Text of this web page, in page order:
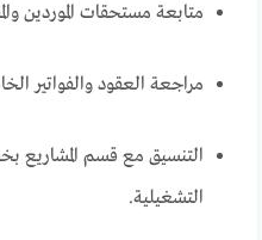
متابعة مستحقات الموردين
مراجعة العقود والفواتير
التنسيق مع قسم المشاريع
التشغيلية.